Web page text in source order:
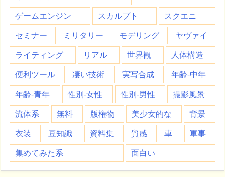
ゲームエンジン
スカルプト
スクエニ
セミナー
ミリタリー モデリング
ヤヴァイ
ライティング
リアル 世界観
人体構造
便利ツール
凄い技術 実写合成
年齢-中年
年齢-青年
性別-女性 性別-男性
撮影風景
流体系
無料 版権物 美少女的な
背景
衣装
豆知識 資料集 質感 車
軍事
集めてみた系
面白い